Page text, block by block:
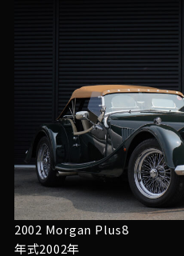
2002 Morgan Plus8
年式2002年